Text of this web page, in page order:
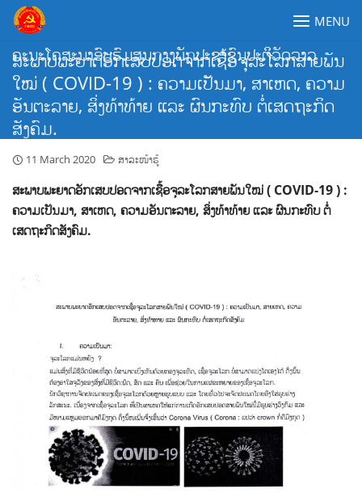
Skip
content
ຄະນະໂຄສະນາອົບຮົມສູນກາງພັກປະຊາຊົນປະຕິວັດລາວ
MENU
ສະພາບພະຍາດອັກເສບປອດຈາກເຊື້ອຈຸລະໂລກສາຍພັນ
ໃໝ່ ( COVID-19 ) : ຄວາມເປັນມາ, ສາເຫດ, ຄວາມ
ອັນຕະລາຍ, ສິ່ງທ້າທ້າຍ ແລະ ຜົນກະທົບ ຕໍ່ເສດຖະກິດ
ສັງຄົມ.
11 March 2020 ສາລະໜ້າຮູ້
ສະພາບພະຍາດອັກເສບປອດຈາກເຊື້ອຈຸລະໂລກສາຍພັນໃໝ່ ( COVID-19 ) :
ຄວາມເປັນມາ, ສາເຫດ, ຄວາມອັນຕະລາຍ, ສິ່ງທ້າທ້າຍ ແລະ ຜົນກະທົບ ຕໍ່
ເສດຖະກິດສັງຄົມ.